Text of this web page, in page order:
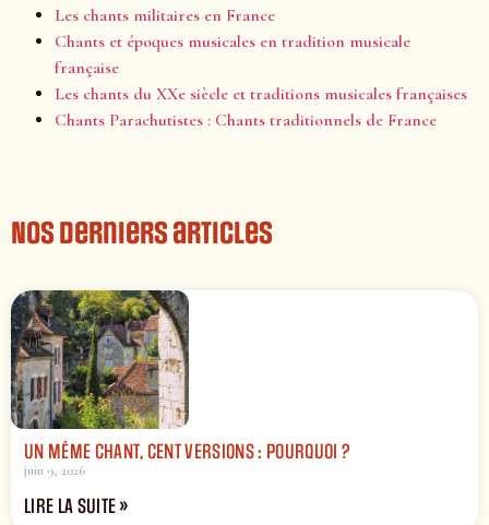
Les chants militaires en France
Chants et époques musicales en tradition musicale
française
Les chants du XXe siècle et traditions musicales françaises
Chants Parachutistes : Chants traditionnels de France
Nos derniers articles
UN MÊME CHANT, CENT VERSIONS : POURQUOI ?
juin 9, 2026
LIRE LA SUITE »